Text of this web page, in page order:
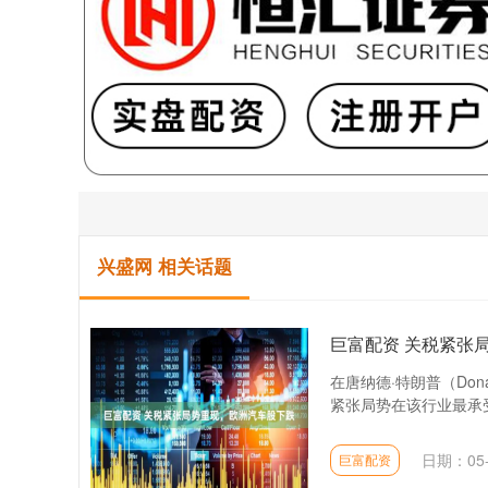
兴盛网 相关话题
巨富配资 关税紧张
在唐纳德·特朗普（
紧张局势在该行业最
巨富配资 日期：